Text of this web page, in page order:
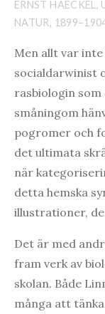
ERNST HAECKEL,
NATUR,
Men allt var
socialdarwinist
rasbiologin som
småningom
pogromer och
det ultimata
när
detta hemska
illustrationer,
Det är med
fram verk av
skolan. Både
många att